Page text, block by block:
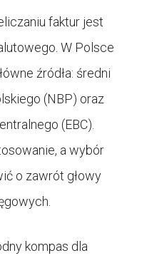
faktur jest
W Polsce
źródła: średni
(NBP) oraz
(EBC).
a wybór
o zawrót głowy
kompas dla